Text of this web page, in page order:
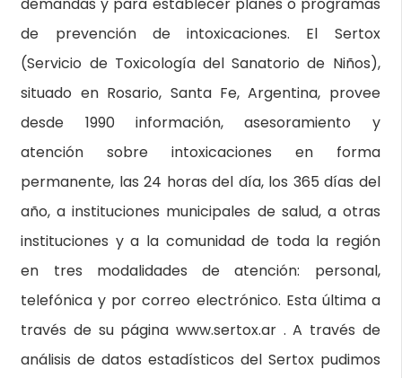
demandas y para establecer planes o programas
de prevención de intoxicaciones. El Sertox
(Servicio de Toxicología del Sanatorio de Niños),
situado en Rosario, Santa Fe, Argentina, provee
desde 1990 información, asesoramiento y
atención sobre intoxicaciones en forma
permanente, las 24 horas del día, los 365 días del
año, a instituciones municipales de salud, a otras
instituciones y a la comunidad de toda la región
en tres modalidades de atención: personal,
telefónica y por correo electrónico. Esta última a
través de su página www.sertox.ar . A través de
análisis de datos estadísticos del Sertox pudimos